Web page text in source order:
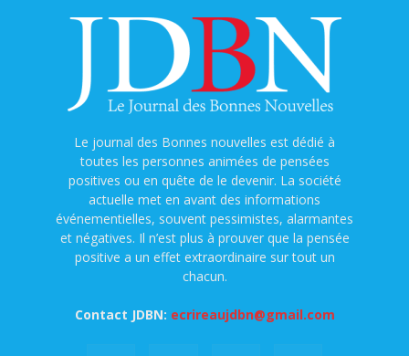
Le journal des Bonnes nouvelles est dédié à
toutes les personnes animées de pensées
positives ou en quête de le devenir. La société
actuelle met en avant des informations
événementielles, souvent pessimistes, alarmantes
et négatives. Il n’est plus à prouver que la pensée
positive a un effet extraordinaire sur tout un
chacun.
Contact JDBN: ecrireaujdbn@gmail.com